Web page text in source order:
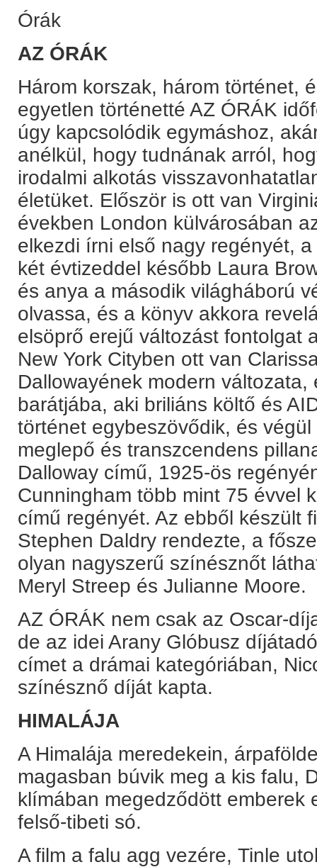
Órák
AZ ÓRÁK
Három korszak, három történet,
egyetlen történetté AZ ÓRÁK
úgy kapcsolódik egymáshoz,
anélkül, hogy tudnának arról,
irodalmi alkotás
életüket. Először is ott van
években London külvárosában
elkezdi írni első nagy regényét,
két évtizeddel később Laura
és anya a második világháború
olvassa, és a könyv akkora
elsöprő erejű változást fontolgat
New York Cityben ott van
Dallowayének modern
barátjába, aki briliáns költő és
történet egybeszövődik, és
meglepő és transzcendens
Dalloway című, 1925-ös
Cunningham több mint 75 évvel
című regényét. Az ebből készült
Stephen Daldry rendezte, a
olyan nagyszerű színésznőt
Meryl Streep és Julianne Moore.
AZ ÓRÁK nem csak az Oscar-
de az idei Arany Glóbusz
címet a drámai kategóriában,
színésznő díját kapta.
HIMALÁJA
A Himalája meredekein,
magasban búvik meg a kis falu,
klímában megedződött emberek
felső-tibeti só.
A film a falu agg vezére, Tinle